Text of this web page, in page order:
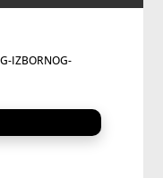
IZBORNOG-